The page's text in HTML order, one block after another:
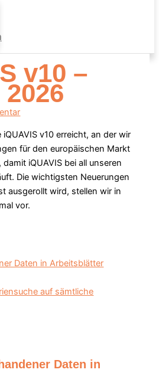
v10 –
v10 erreicht, an der wir
für den europäischen Markt
iQUAVIS bei all unseren
Die wichtigsten Neuerungen
ausgerollt wird, stellen wir in
vor.
Daten in Arbeitsblätter
auf sämtliche
Daten in